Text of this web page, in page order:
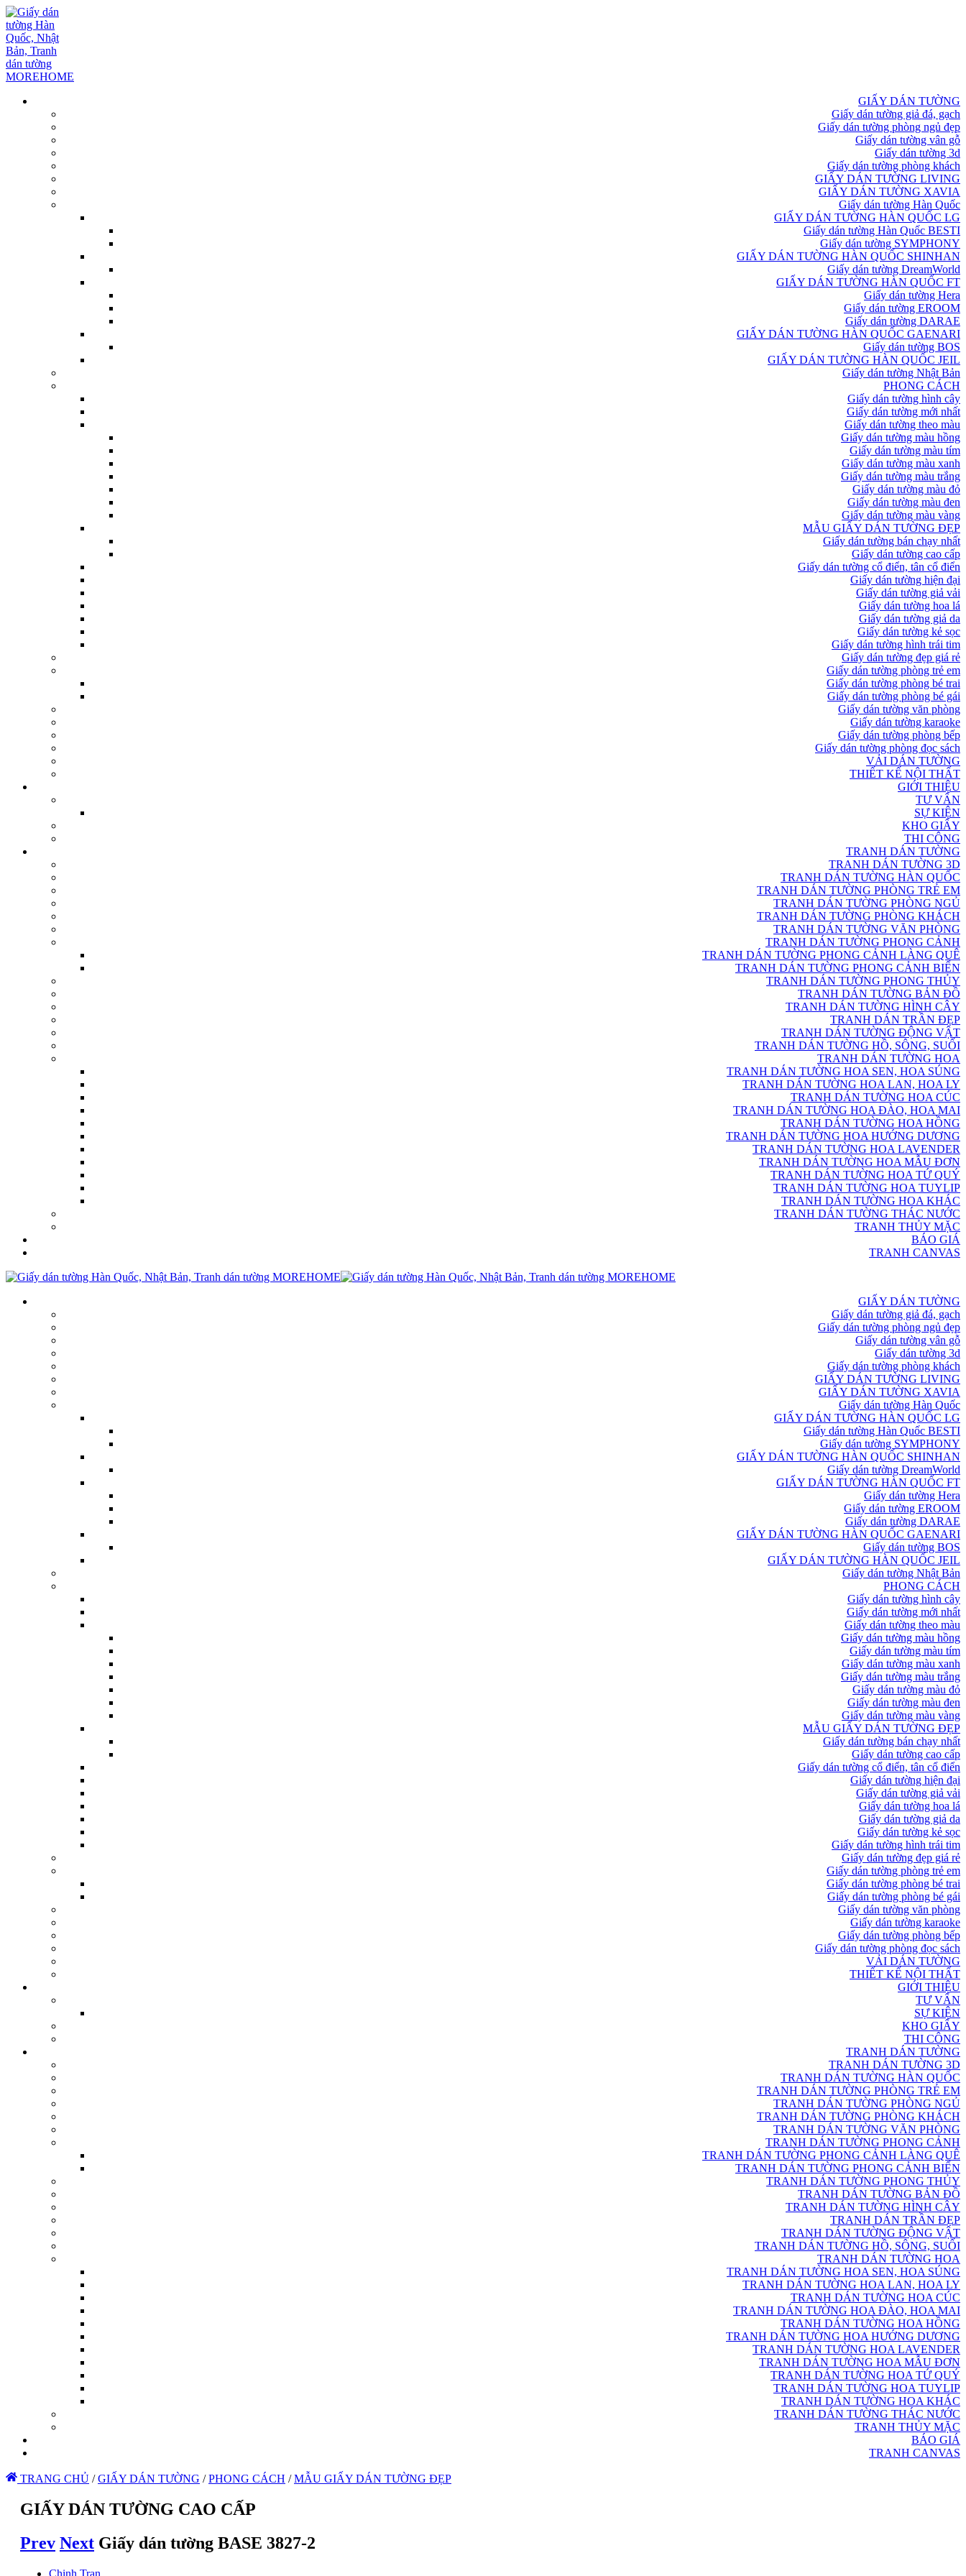
GIẤY DÁN TƯỜNG
Giấy dán tường giả đá, gạch
Giấy dán tường phòng ngủ đẹp
Giấy dán tường vân gỗ
Giấy dán tường 3d
Giấy dán tường phòng khách
GIẤY DÁN TƯỜNG LIVING
GIẤY DÁN TƯỜNG XAVIA
Giấy dán tường Hàn Quốc
GIẤY DÁN TƯỜNG HÀN QUỐC LG
Giấy dán tường Hàn Quốc BESTI
Giấy dán tường SYMPHONY
GIẤY DÁN TƯỜNG HÀN QUỐC SHINHAN
Giấy dán tường DreamWorld
GIẤY DÁN TƯỜNG HÀN QUỐC FT
Giấy dán tường Hera
Giấy dán tường EROOM
Giấy dán tường DARAE
GIẤY DÁN TƯỜNG HÀN QUỐC GAENARI
Giấy dán tường BOS
GIẤY DÁN TƯỜNG HÀN QUỐC JEIL
Giấy dán tường Nhật Bản
PHONG CÁCH
Giấy dán tường hình cây
Giấy dán tường mới nhất
Giấy dán tường theo màu
Giấy dán tường màu hồng
Giấy dán tường màu tím
Giấy dán tường màu xanh
Giấy dán tường màu trắng
Giấy dán tường màu đỏ
Giấy dán tường màu đen
Giấy dán tường màu vàng
MẪU GIẤY DÁN TƯỜNG ĐẸP
Giấy dán tường bán chạy nhất
Giấy dán tường cao cấp
Giấy dán tường cổ điển, tân cổ điển
Giấy dán tường hiện đại
Giấy dán tường giả vải
Giấy dán tường hoa lá
Giấy dán tường giả da
Giấy dán tường kẻ sọc
Giấy dán tường hình trái tim
Giấy dán tường đẹp giá rẻ
Giấy dán tường phòng trẻ em
Giấy dán tường phòng bé trai
Giấy dán tường phòng bé gái
Giấy dán tường văn phòng
Giấy dán tường karaoke
Giấy dán tường phòng bếp
Giấy dán tường phòng đọc sách
VẢI DÁN TƯỜNG
THIẾT KẾ NỘI THẤT
GIỚI THIỆU
TƯ VẤN
SỰ KIỆN
KHO GIẤY
THI CÔNG
TRANH DÁN TƯỜNG
TRANH DÁN TƯỜNG 3D
TRANH DÁN TƯỜNG HÀN QUỐC
TRANH DÁN TƯỜNG PHÒNG TRẺ EM
TRANH DÁN TƯỜNG PHÒNG NGỦ
TRANH DÁN TƯỜNG PHÒNG KHÁCH
TRANH DÁN TƯỜNG VĂN PHÒNG
TRANH DÁN TƯỜNG PHONG CẢNH
TRANH DÁN TƯỜNG PHONG CẢNH LÀNG QUÊ
TRANH DÁN TƯỜNG PHONG CẢNH BIỂN
TRANH DÁN TƯỜNG PHONG THỦY
TRANH DÁN TƯỜNG BẢN ĐỒ
TRANH DÁN TƯỜNG HÌNH CÂY
TRANH DÁN TRẦN ĐẸP
TRANH DÁN TƯỜNG ĐỘNG VẬT
TRANH DÁN TƯỜNG HỒ, SÔNG, SUỐI
TRANH DÁN TƯỜNG HOA
TRANH DÁN TƯỜNG HOA SEN, HOA SÚNG
TRANH DÁN TƯỜNG HOA LAN, HOA LY
TRANH DÁN TƯỜNG HOA CÚC
TRANH DÁN TƯỜNG HOA ĐÀO, HOA MAI
TRANH DÁN TƯỜNG HOA HỒNG
TRANH DÁN TƯỜNG HOA HƯỚNG DƯƠNG
TRANH DÁN TƯỜNG HOA LAVENDER
TRANH DÁN TƯỜNG HOA MẪU ĐƠN
TRANH DÁN TƯỜNG HOA TỨ QUÝ
TRANH DÁN TƯỜNG HOA TUYLIP
TRANH DÁN TƯỜNG HOA KHÁC
TRANH DÁN TƯỜNG THÁC NƯỚC
TRANH THỦY MẶC
BÁO GIÁ
TRANH CANVAS
GIẤY DÁN TƯỜNG
Giấy dán tường giả đá, gạch
Giấy dán tường phòng ngủ đẹp
Giấy dán tường vân gỗ
Giấy dán tường 3d
Giấy dán tường phòng khách
GIẤY DÁN TƯỜNG LIVING
GIẤY DÁN TƯỜNG XAVIA
Giấy dán tường Hàn Quốc
GIẤY DÁN TƯỜNG HÀN QUỐC LG
Giấy dán tường Hàn Quốc BESTI
Giấy dán tường SYMPHONY
GIẤY DÁN TƯỜNG HÀN QUỐC SHINHAN
Giấy dán tường DreamWorld
GIẤY DÁN TƯỜNG HÀN QUỐC FT
Giấy dán tường Hera
Giấy dán tường EROOM
Giấy dán tường DARAE
GIẤY DÁN TƯỜNG HÀN QUỐC GAENARI
Giấy dán tường BOS
GIẤY DÁN TƯỜNG HÀN QUỐC JEIL
Giấy dán tường Nhật Bản
PHONG CÁCH
Giấy dán tường hình cây
Giấy dán tường mới nhất
Giấy dán tường theo màu
Giấy dán tường màu hồng
Giấy dán tường màu tím
Giấy dán tường màu xanh
Giấy dán tường màu trắng
Giấy dán tường màu đỏ
Giấy dán tường màu đen
Giấy dán tường màu vàng
MẪU GIẤY DÁN TƯỜNG ĐẸP
Giấy dán tường bán chạy nhất
Giấy dán tường cao cấp
Giấy dán tường cổ điển, tân cổ điển
Giấy dán tường hiện đại
Giấy dán tường giả vải
Giấy dán tường hoa lá
Giấy dán tường giả da
Giấy dán tường kẻ sọc
Giấy dán tường hình trái tim
Giấy dán tường đẹp giá rẻ
Giấy dán tường phòng trẻ em
Giấy dán tường phòng bé trai
Giấy dán tường phòng bé gái
Giấy dán tường văn phòng
Giấy dán tường karaoke
Giấy dán tường phòng bếp
Giấy dán tường phòng đọc sách
VẢI DÁN TƯỜNG
THIẾT KẾ NỘI THẤT
GIỚI THIỆU
TƯ VẤN
SỰ KIỆN
KHO GIẤY
THI CÔNG
TRANH DÁN TƯỜNG
TRANH DÁN TƯỜNG 3D
TRANH DÁN TƯỜNG HÀN QUỐC
TRANH DÁN TƯỜNG PHÒNG TRẺ EM
TRANH DÁN TƯỜNG PHÒNG NGỦ
TRANH DÁN TƯỜNG PHÒNG KHÁCH
TRANH DÁN TƯỜNG VĂN PHÒNG
TRANH DÁN TƯỜNG PHONG CẢNH
TRANH DÁN TƯỜNG PHONG CẢNH LÀNG QUÊ
TRANH DÁN TƯỜNG PHONG CẢNH BIỂN
TRANH DÁN TƯỜNG PHONG THỦY
TRANH DÁN TƯỜNG BẢN ĐỒ
TRANH DÁN TƯỜNG HÌNH CÂY
TRANH DÁN TRẦN ĐẸP
TRANH DÁN TƯỜNG ĐỘNG VẬT
TRANH DÁN TƯỜNG HỒ, SÔNG, SUỐI
TRANH DÁN TƯỜNG HOA
TRANH DÁN TƯỜNG HOA SEN, HOA SÚNG
TRANH DÁN TƯỜNG HOA LAN, HOA LY
TRANH DÁN TƯỜNG HOA CÚC
TRANH DÁN TƯỜNG HOA ĐÀO, HOA MAI
TRANH DÁN TƯỜNG HOA HỒNG
TRANH DÁN TƯỜNG HOA HƯỚNG DƯƠNG
TRANH DÁN TƯỜNG HOA LAVENDER
TRANH DÁN TƯỜNG HOA MẪU ĐƠN
TRANH DÁN TƯỜNG HOA TỨ QUÝ
TRANH DÁN TƯỜNG HOA TUYLIP
TRANH DÁN TƯỜNG HOA KHÁC
TRANH DÁN TƯỜNG THÁC NƯỚC
TRANH THỦY MẶC
BÁO GIÁ
TRANH CANVAS
TRANG CHỦ / GIẤY DÁN TƯỜNG / PHONG CÁCH / MẪU GIẤY DÁN TƯỜNG ĐẸP
GIẤY DÁN TƯỜNG CAO CẤP
Prev Next Giấy dán tường BASE 3827-2
Chinh Tran